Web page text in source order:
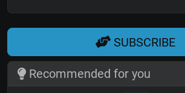
SUBSCRIBE
Recommended for you